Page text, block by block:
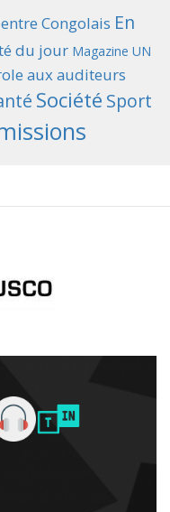
Congolais En
du jour Magazine UN
aux auditeurs
Société Sport